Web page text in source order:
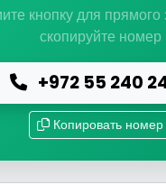
кнопку для прямого
скопируйте номер
+972 55 240
Копировать номер